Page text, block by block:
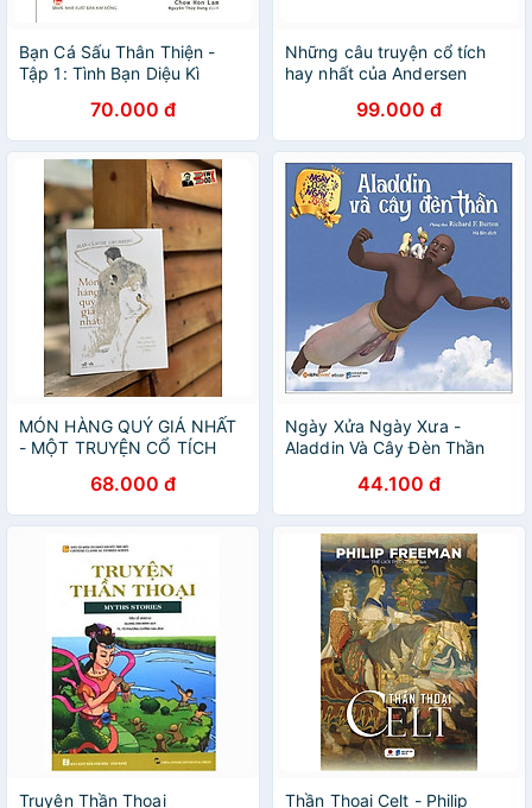
Bạn Cá Sấu Thân Thiện -
Tập 1: Tình Bạn Diệu Kì
70.000 đ
Những câu truyện cổ tích
hay nhất của Andersen
99.000 đ
MÓN HÀNG QUÝ GIÁ NHẤT
- MỘT TRUYỆN CỔ TÍCH
68.000 đ
Ngày Xửa Ngày Xưa -
Aladdin Và Cây Đèn Thần
44.100 đ
Truyện Thần Thoại
Thần Thoại Celt - Philip